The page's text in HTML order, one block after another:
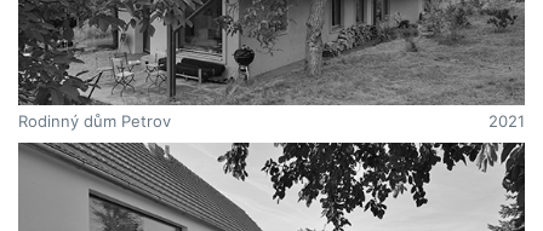
Rodinný dům Petrov 2021